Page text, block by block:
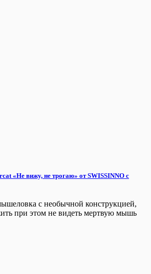
«Не вижу, не трогаю» от SWISSINNO с
с необычной конструкцией,
при этом не видеть мертвую мышь